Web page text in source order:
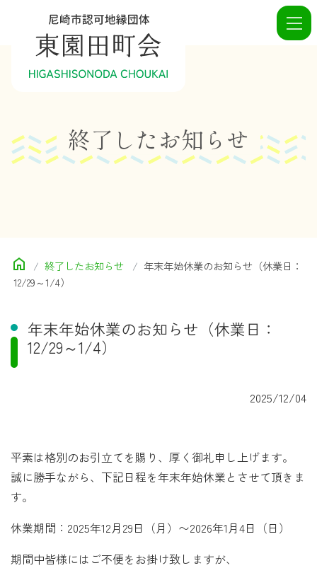
終了したお知らせ
終了したお知らせ
年末年始休業のお知らせ（休業日：
12/29～1/4）
年末年始休業のお知らせ（休業日：
12/29～1/4）
2025/12/04
平素は格別のお引立てを賜り、厚く御礼申し上げます。
誠に勝手ながら、下記日程を年末年始休業とさせて頂きま
す。
休業期間：2025年12月29日（月）〜2026年1月4日（日）
期間中皆様にはご不便をお掛け致しますが、